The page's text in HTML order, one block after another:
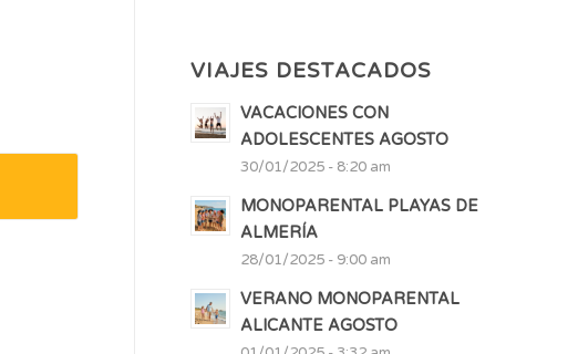
VIAJES DESTACADOS
VACACIONES CON
ADOLESCENTES AGOSTO
30/01/2025 - 8:20 am
MONOPARENTAL PLAYAS DE
ALMERÍA
28/01/2025 - 9:00 am
VERANO MONOPARENTAL
ALICANTE AGOSTO